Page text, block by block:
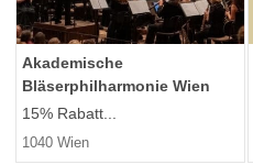
Akademische
Bläserphilharmonie Wien
15% Rabatt...
1040 Wien